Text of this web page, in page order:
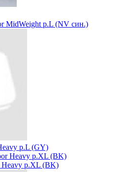
MidWeight р.L (NV син.)
р.L (GY)
Heavy р.XL (BK)